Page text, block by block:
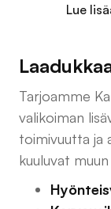
Lue
Tarjoamme
valikoiman
toimivuutta ja
kuuluvat muun